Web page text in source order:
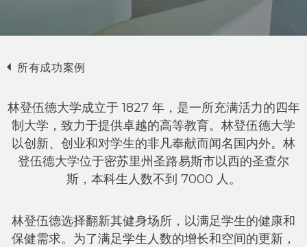
所有成功案例
林登伍德大学成立于 1827 年，是一所充满活力的四年
制大学，致力于提供卓越的高等教育。林登伍德大学
以创新、创业和对学生的非凡奉献而闻名国内外。林
登伍德大学位于密苏里州圣路易斯市以西的圣查尔
斯，本科生人数不到 7000 人。
林登伍德选择翻新其健身场所，以满足学生的健康和
保健需求。为了满足学生人数的增长和空间的更新，